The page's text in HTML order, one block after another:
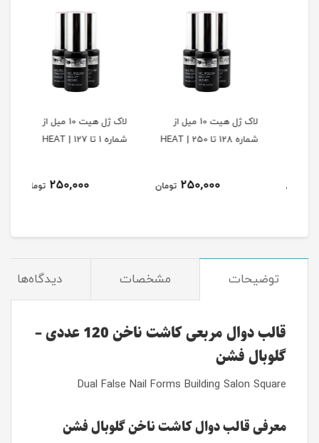
لاک ژل هیت 10 میل از
شماره 128 تا 250 | HEAT
250,000 تومان
لاک ژل هیت 10 میل از
شماره 1 تا 127 | HEAT
250,000 تومان
توضیحات مشخصات دیدگاه‌ها
قالب دوال مربعی کاشت ناخن 120 عددی –
گلوبال فشن
Dual False Nail Forms Building Salon Square
معرفی قالب دوال کاشت ناخن گلوبال فشن